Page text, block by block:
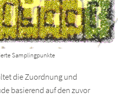
Samplingpunkte
die Zuordnung und
basierend auf den zuvor